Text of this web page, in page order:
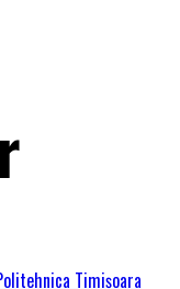
Timişoara